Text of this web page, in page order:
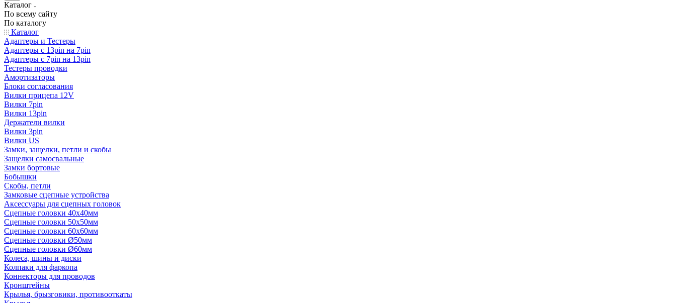
Каталог
По всему сайту
По каталогу
Каталог
Адаптеры и Тестеры
Адаптеры с 13pin на 7pin
Адаптеры с 7pin на 13pin
Тестеры проводки
Амортизаторы
Блоки согласования
Вилки прицепа 12V
Вилки 7pin
Вилки 13pin
Держатели вилки
Вилки 3pin
Вилки US
Замки, защелки, петли и скобы
Защелки самосвальные
Замки бортовые
Бобышки
Скобы, петли
Замковые сцепные устройства
Аксессуары для сцепных головок
Сцепные головки 40x40мм
Сцепные головки 50x50мм
Сцепные головки 60x60мм
Сцепные головки Ø50мм
Сцепные головки Ø60мм
Колеса, шины и диски
Колпаки для фаркопа
Коннекторы для проводов
Кронштейны
Крылья, брызговики, противооткаты